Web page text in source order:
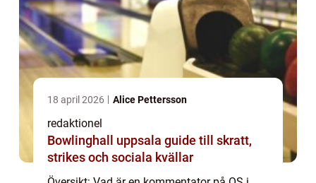
18 april 2026 Alice Pettersson
redaktionel
Bowlinghall uppsala guide till skratt,
strikes och sociala kvällar